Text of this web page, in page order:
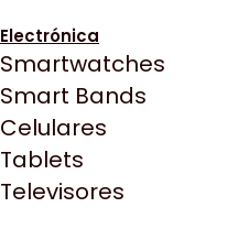
Electrónica
Smartwatches
Smart Bands
Celulares
Tablets
Televisores